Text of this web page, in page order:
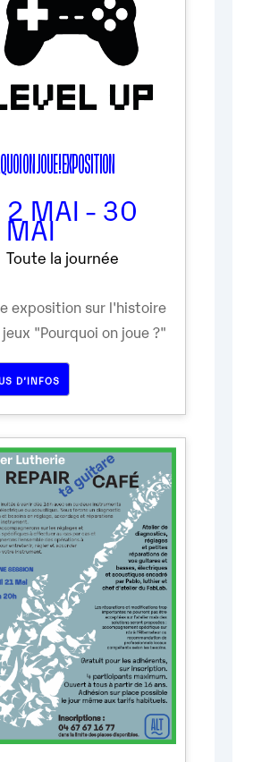
ON JOUE ! EXPOSITION
2 MAI - 30
MAI
Toute la journée
exposition sur l'histoire
"Pourquoi on joue ?"
D’INFOS